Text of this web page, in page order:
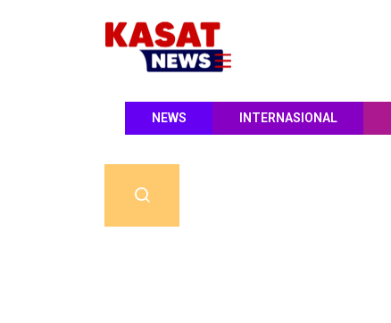
NEWS INTERNASIONAL